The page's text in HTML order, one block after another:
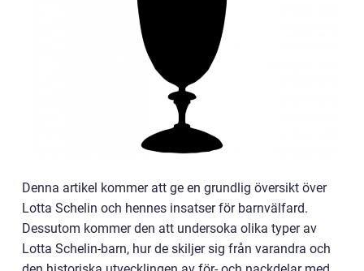
Denna artikel kommer att ge en grundlig översikt över
Lotta Schelin och hennes insatser för barnvälfard.
Dessutom kommer den att undersoka olika typer av
Lotta Schelin-barn, hur de skiljer sig från varandra och